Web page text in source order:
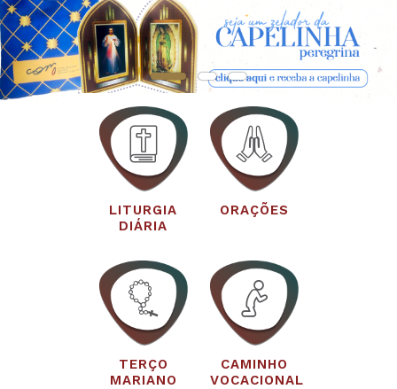
LITURGIA
DIÁRIA
ORAÇÕES
TERÇO
MARIANO
CAMINHO
VOCACIONAL